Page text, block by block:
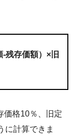
残存価額）×旧
価格10％、旧定
に計算できま